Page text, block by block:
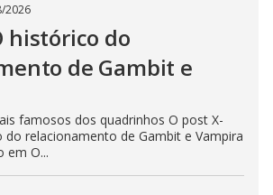
2026
histórico do
de Gambit e
famosos dos quadrinhos O post X-
relacionamento de Gambit e Vampira
em O...